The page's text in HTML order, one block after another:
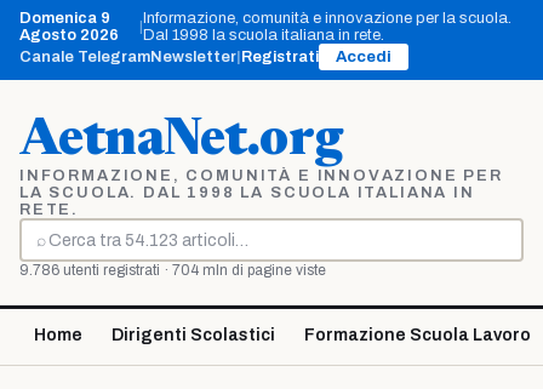
Vai
contenuto
Domenica 9
Agosto 2026
|Informazione, comunità e innovazione per la scuola.
Dal 1998 la scuola italiana in rete.
Canale TelegramNewsletter Registrati Accedi
AetnaNet.org
INFORMAZIONE, COMUNITÀ E INNOVAZIONE PER
LA SCUOLA. DAL 1998 LA SCUOLA ITALIANA IN
RETE.
⌕
Cerca
9.786 utenti registrati · 704 mln di pagine viste
Home Dirigenti Scolastici Formazione Scuola Lavoro